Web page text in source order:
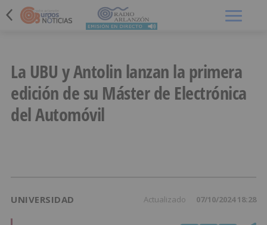
La UBU y Antolin lanzan la primera
edición de su Máster de Electrónica
del Automóvil
UNIVERSIDAD Actualizado 07/10/2024 18:28